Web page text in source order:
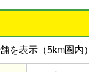
を表示（5km圏内